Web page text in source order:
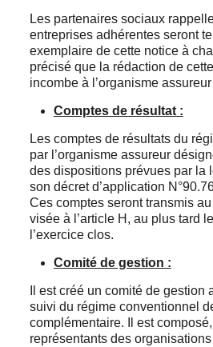
Les partenaires sociaux
entreprises adhérentes seront
exemplaire de cette notice à
précisé que la rédaction de
incombe à l’organisme
Comptes de résultat :
Les comptes de résultats du
par l’organisme assureur
des dispositions prévues par la
son décret d’application
Ces comptes seront transmis
visée à l’article H, au plus tard
l’exercice clos.
Comité de gestion :
Il est créé un comité de gestion
suivi du régime conventionnel
complémentaire. Il est
représentants des